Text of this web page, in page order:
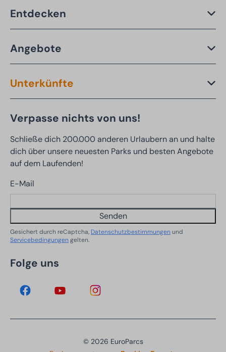
Entdecken
Angebote
Unterkünfte
Verpasse nichts von uns!
Schließe dich 200.000 anderen Urlaubern an und halte
dich über unsere neuesten Parks und besten Angebote
auf dem Laufenden!
E-Mail
Senden
Gesichert durch reCaptcha, Datenschutzbestimmungen und
Servicebedingungen gelten.
Folge uns
© 2026 EuroParcs